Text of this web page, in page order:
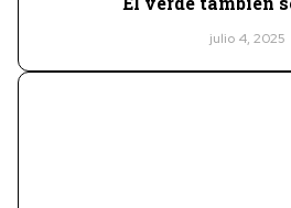
julio 4, 2025